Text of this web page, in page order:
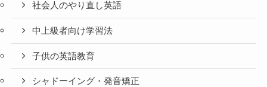
社会人のやり直し英語
中上級者向け学習法
子供の英語教育
シャドーイング・発音矯正